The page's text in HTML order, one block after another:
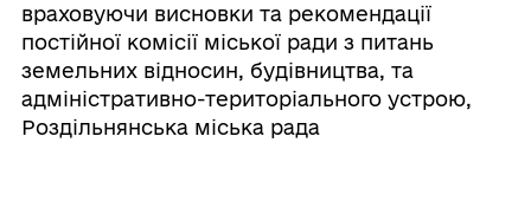
враховуючи висновки та рекомендації
постійної комісії міської ради з питань
земельних відносин, будівництва, та
адміністративно-територіального устрою,
Роздільнянська міська рада